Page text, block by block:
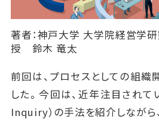
著者：神戸大学 大学院経営学
授 鈴木 竜太
前回は、プロセスとしての組織
した。今回は、近年注目され
Inquiry）の手法を紹介しなが